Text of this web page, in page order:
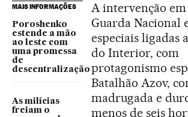
MAIS INFORMAÇÕES
Poroshenko
estende a mão
ao leste com
uma promessa
de
descentralização
As milícias
freiam o
A intervenção
Guarda Nacional
especiais ligadas
do Interior, com
protagonismo
Batalhão Azov,
madrugada e
menos de seis